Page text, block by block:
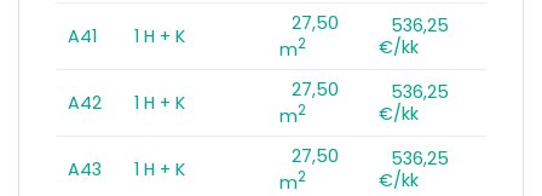
A41 1 H + K
27,50
m2
536,25
€/kk
A42 1 H + K
27,50
m2
536,25
€/kk
A43 1 H + K
27,50
m2
536,25
€/kk